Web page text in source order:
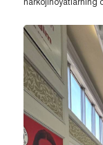
narkojinoyatlarning